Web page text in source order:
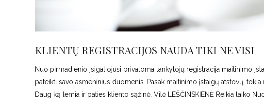
KLIENTŲ REGISTRACIJOS NAUDA TIKI NE VISI
Nuo pirmadienio įsigaliojusi privaloma lankytojų registracija maitinimo
pateikti savo asmeninius duomenis. Pasak maitinimo įstaigų atstovų,
Daug ką lemia ir paties kliento sąžinė. Vilė LEŠČINSKIENĖ Reikia laiko